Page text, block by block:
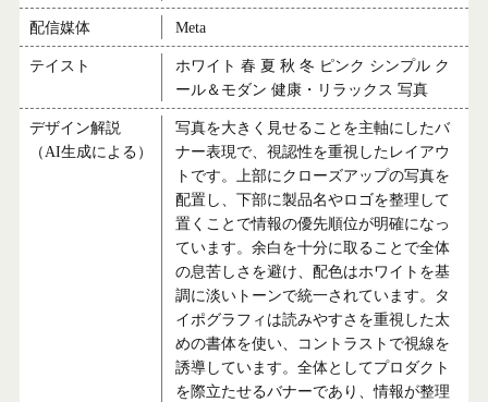
配信媒体 Meta
テイスト
ホワイト 春 夏 秋 冬 ピンク シンプル ク
ール＆モダン 健康・リラックス 写真
デザイン解説
（AI生成による）
写真を大きく見せることを主軸にしたバ
ナー表現で、視認性を重視したレイアウ
トです。上部にクローズアップの写真を
配置し、下部に製品名やロゴを整理して
置くことで情報の優先順位が明確になっ
ています。余白を十分に取ることで全体
の息苦しさを避け、配色はホワイトを基
調に淡いトーンで統一されています。タ
イポグラフィは読みやすさを重視した太
めの書体を使い、コントラストで視線を
誘導しています。全体としてプロダクト
を際立たせるバナーであり、情報が整理